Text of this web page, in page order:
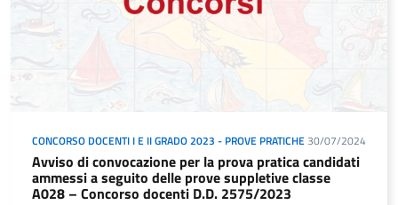
CONCORSO DOCENTI I E II GRADO 2023 - PROVE PRATICHE 30/07/2024
Avviso di convocazione per la prova pratica candidati
ammessi a seguito delle prove suppletive classe
A028 – Concorso docenti D.D. 2575/2023